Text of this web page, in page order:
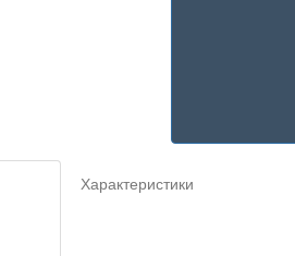
Характеристики